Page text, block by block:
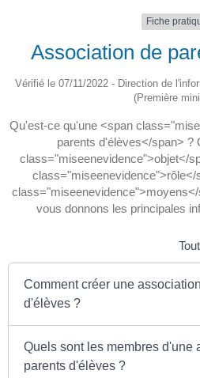
Fiche
Association de
Vérifié le 07/11/2022 - Direction de
(Première
Qu'est-ce qu'une <span
parents d'élèves</span> ?
class="miseenevidence">objet</
vous donnons les principales
Comment créer une
d'élèves ?
Quels sont les membres d'une
parents d'élèves ?